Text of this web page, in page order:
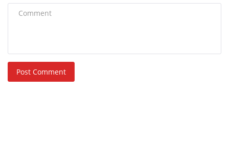
Post Comment